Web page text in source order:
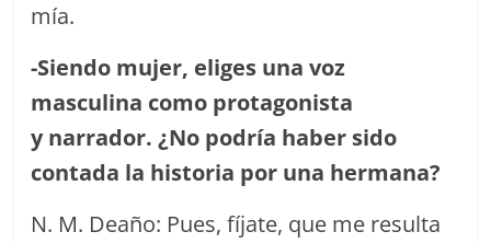
mía.
-Siendo mujer, eliges unavoz
masculina como protagonista
ynarrador.¿No podría haber sido
contada la historia por una hermana?
N. M. Deaño: Pues, fíjate, que me resulta